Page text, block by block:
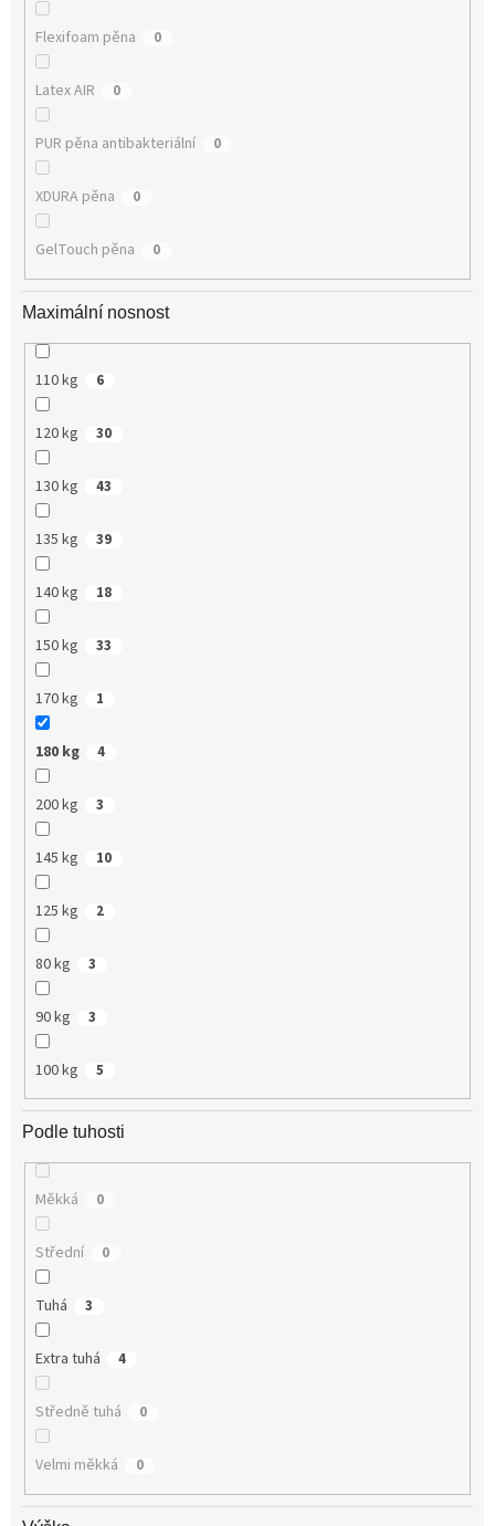
Flexifoam pěna 0
Latex AIR 0
PUR pěna antibakteriální 0
XDURA pěna 0
GelTouch pěna 0
Maximální nosnost
110 kg 6
120 kg 30
130 kg 43
135 kg 39
140 kg 18
150 kg 33
170 kg 1
180 kg 4
200 kg 3
145 kg 10
125 kg 2
80 kg 3
90 kg 3
100 kg 5
Podle tuhosti
Měkká 0
Střední 0
Tuhá 3
Extra tuhá 4
Středně tuhá 0
Velmi měkká 0